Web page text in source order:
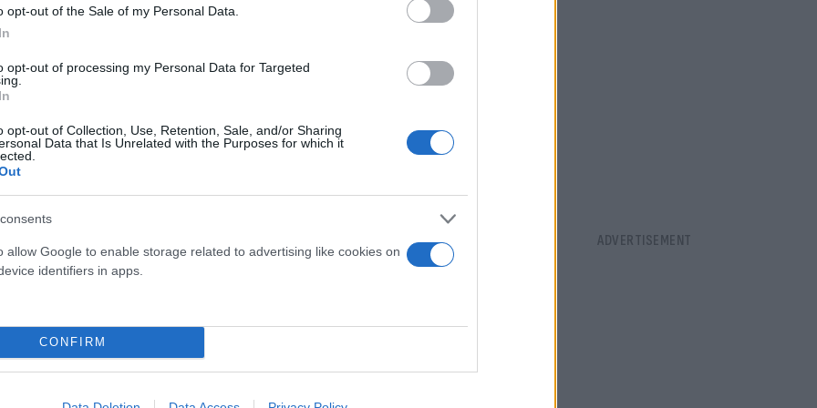
opt-out of the Sale of my Personal Data.
opt-out of processing my Personal Data for Targeted
opt-out of Collection, Use, Retention, Sale, and/or Sharing
Data that Is Unrelated with the Purposes for which it
allow Google to enable storage related to advertising like cookies on
identifiers in apps.
CONFIRM
νέα έρευνα
του Αστέρα